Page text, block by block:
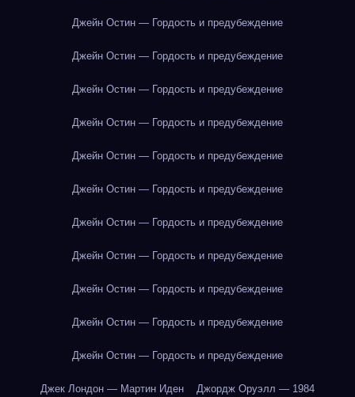
Джейн Остин — Гордость и предубеждение
Джейн Остин — Гордость и предубеждение
Джейн Остин — Гордость и предубеждение
Джейн Остин — Гордость и предубеждение
Джейн Остин — Гордость и предубеждение
Джейн Остин — Гордость и предубеждение
Джейн Остин — Гордость и предубеждение
Джейн Остин — Гордость и предубеждение
Джейн Остин — Гордость и предубеждение
Джейн Остин — Гордость и предубеждение
Джейн Остин — Гордость и предубеждение
Джек Лондон — Мартин Иден Джордж Оруэлл — 1984